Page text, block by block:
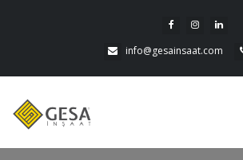
info@gesainsaat.com